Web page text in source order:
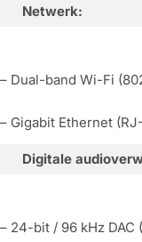
Netwerk:
– Dual-band Wi-Fi
– Gigabit Ethernet
Digitale
– 24-bit / 96 kHz DAC